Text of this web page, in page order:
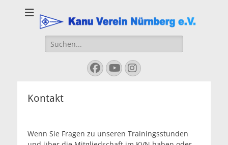
Kanu Verein
Nuernberg
Suchen
nach:
Facebook
YouTube
Instagram
Kontakt
Wenn Sie Fragen zu unseren Trainingsstunden